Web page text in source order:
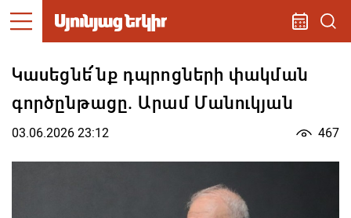
Կասեցնե՜նք դպրոցների փակման
գործընթացը. Արամ Մանուկյան
03.06.2026 23:12 467